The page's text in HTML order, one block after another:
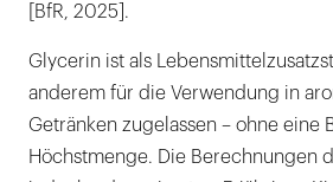
[BfR, 2025].
Glycerin ist als
anderem für die Verwendung in
Getränken zugelassen – ohne eine
Höchstmenge. Die Berechnungen